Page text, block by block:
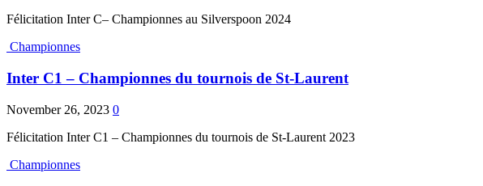
Félicitation Inter C– Championnes au Silverspoon 2024
Championnes
Inter C1 – Championnes du tournois de St-Laurent
November 26, 2023 0
Félicitation Inter C1 – Championnes du tournois de St-Laurent 2023
Championnes